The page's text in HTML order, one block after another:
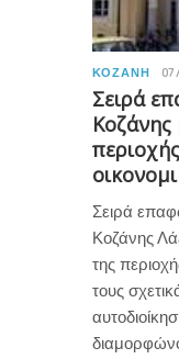
ΚΟΖΆΝΗ
Σειρά
Κοζάνης
Σειρά
Κοζάνης
της
τους